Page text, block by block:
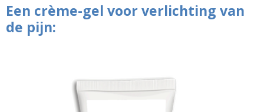
Een crème-gel voor verlichting van
de pijn: